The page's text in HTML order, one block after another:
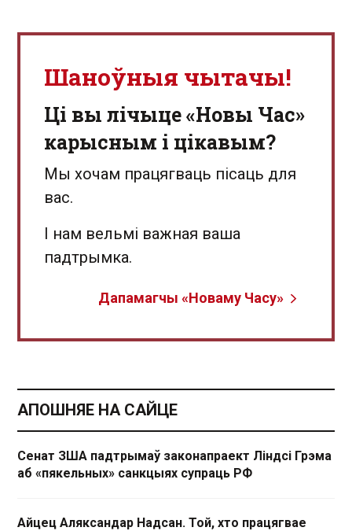
Шаноўныя чытачы!
Ці вы лічыце «Новы Час»
карысным і цікавым?
Мы хочам працягваць пісаць для
вас.
І нам вельмі важная ваша
падтрымка.
Дапамагчы «Новаму Часу»
АПОШНЯЕ НА САЙЦЕ
Сенат ЗША падтрымаў законапраект Ліндсі Грэма
аб «пякельных» санкцыях супраць РФ
Айцец Аляксандар Надсан. Той, хто працягвае